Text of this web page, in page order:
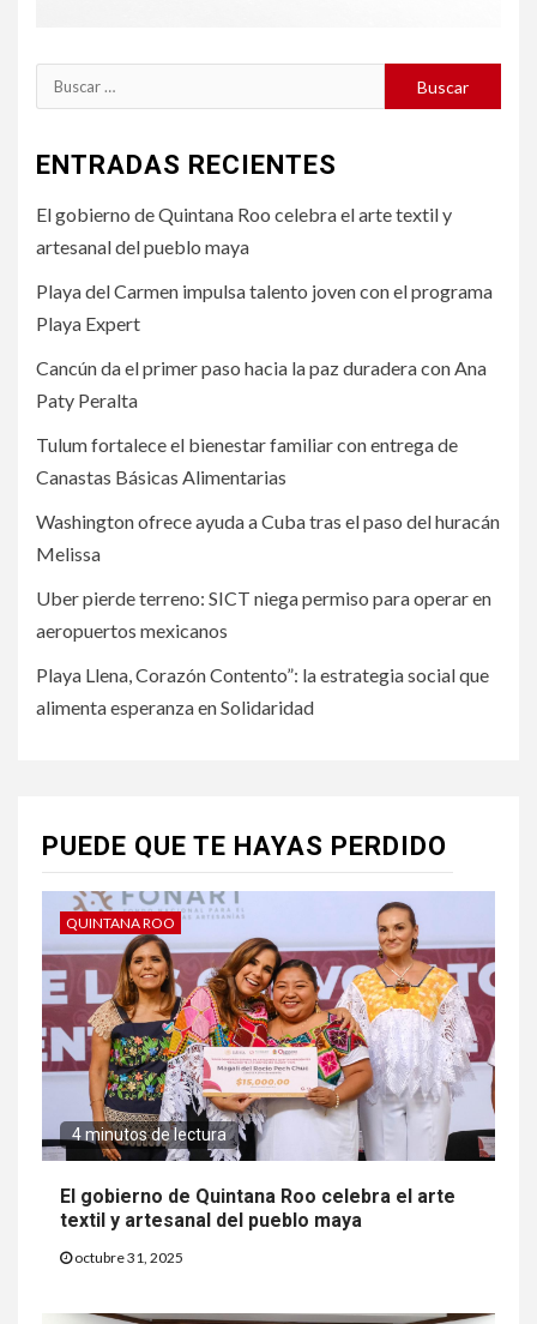
Buscar:
ENTRADAS RECIENTES
El gobierno de Quintana Roo celebra el arte textil y
artesanal del pueblo maya
Playa del Carmen impulsa talento joven con el programa
Playa Expert
Cancún da el primer paso hacia la paz duradera con Ana
Paty Peralta
Tulum fortalece el bienestar familiar con entrega de
Canastas Básicas Alimentarias
Washington ofrece ayuda a Cuba tras el paso del huracán
Melissa
Uber pierde terreno: SICT niega permiso para operar en
aeropuertos mexicanos
Playa Llena, Corazón Contento”: la estrategia social que
alimenta esperanza en Solidaridad
PUEDE QUE TE HAYAS PERDIDO
QUINTANA ROO
4 minutos de lectura
El gobierno de Quintana Roo celebra el arte
textil y artesanal del pueblo maya
octubre 31, 2025